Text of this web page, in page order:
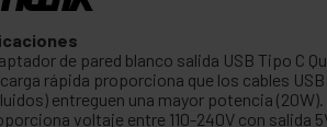
de pared blanco salida USB Tipo C
rápida proporciona que los cables USB
entreguen una mayor potencia (20W).
voltaje entre 110-240V con salida